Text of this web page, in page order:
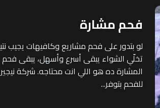
فحم مشارة
لو بتدور على فحم مشاريع وكافيهات يجيب
تخلّي الشواء يبقى أسرع وأسهل، يبقى فحم
المشارة ده هو اللي انت محتاجه. شركة
للفحم بتوفر...